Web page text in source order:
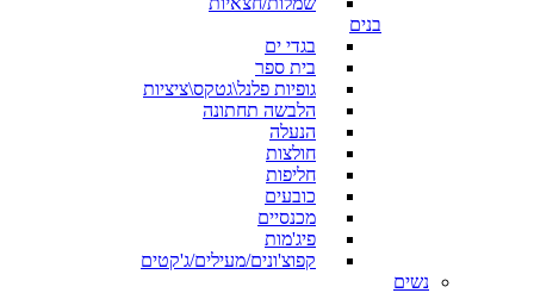
בנים
בגדי ים
בית ספר
גופיות פלנל\גטקס\ציציות
הלבשה תחתונה
הנעלה
חולצות
חליפות
כובעים
מכנסיים
פיג'מות
קפוצ'ונים/מעילים/ג'קטים
נשים